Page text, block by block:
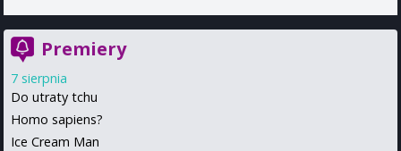
Premiery
7 sierpnia
Do utraty tchu
Homo sapiens?
Ice Cream Man